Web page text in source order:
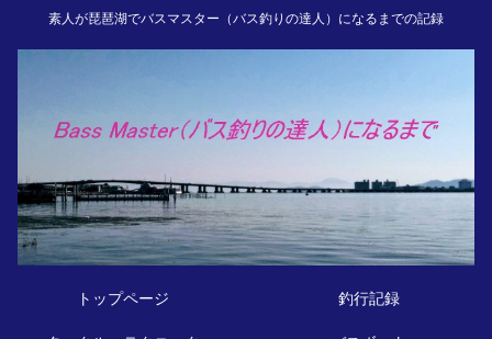
素人が琵琶湖でバスマスター（バス釣りの達人）になるまでの記録
トップページ 釣行記録